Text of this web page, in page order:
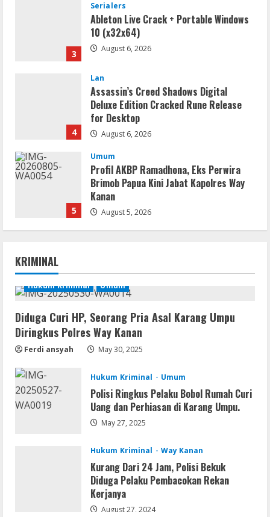
3
Serialers
Ableton Live Crack + Portable Windows
10 (x32x64)
August 6, 2026
4
Lan
Assassin’s Creed Shadows Digital
Deluxe Edition Cracked Rune Release
for Desktop
August 6, 2026
5
Umum
Profil AKBP Ramadhona, Eks Perwira
Brimob Papua Kini Jabat Kapolres Way
Kanan
August 5, 2026
1
Serialers
MATLAB Crack + Portable Clean
Premium
Serialers
Ableton Live Crack + Portable Windows
10 (x32x64)
Lan
Assassin’s Creed Shadows Digital
Deluxe Edition Cracked Rune Release
for Desktop
KRIMINAL
Hukum Kriminal Umum
Diduga Curi HP, Seorang Pria Asal Karang Umpu
Diringkus Polres Way Kanan
Ferdi ansyah May 30, 2025
Hukum Kriminal Umum
Polisi Ringkus Pelaku Bobol Rumah Curi
Uang dan Perhiasan di Karang Umpu.
May 27, 2025
Hukum Kriminal Way Kanan
Kurang Dari 24 Jam, Polisi Bekuk
Diduga Pelaku Pembacokan Rekan
Kerjanya
August 27, 2024